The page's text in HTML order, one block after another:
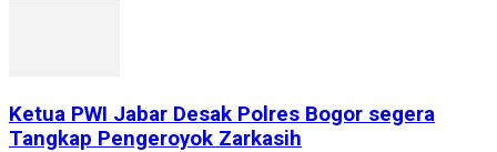
Ketua PWI Jabar Desak Polres Bogor segera
Tangkap Pengeroyok Zarkasih